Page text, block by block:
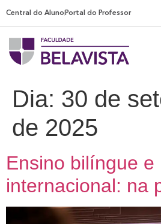
Central do Aluno Portal do Professor
Dia: 30 de
de 2025
Ensino bilíngue e
internacional: na